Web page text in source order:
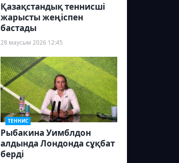
Қазақстандық теннисші
жарысты жеңіспен
бастады
28 маусым 2026 12:45
ТЕННИС
Рыбакина Уимблдон
алдында Лондонда сұқбат
берді